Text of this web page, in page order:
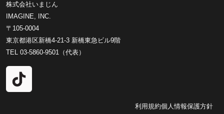
株式会社いまじん
IMAGINE, INC.
〒105-0004
東京都港区新橋4-21-3 新橋東急ビル9階
TEL 03-5860-9501（代表）
利用規約個人情報保護方針